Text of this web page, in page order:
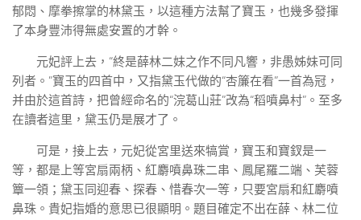
郁悶、摩拳擦掌的林黛玉，以這種方法幫了寶玉，也幾多發揮
了本身豐沛得無處安置的才幹。
元妃評上去，“終是薛林二妹之作不同凡響，非愚姊妹可同
列者。”寶玉的四首中，又指黛玉代做的“杏簾在看”一首為冠，
并由於這首詩，把曾經命名的“浣葛山莊”改為“稻噴鼻村”。至多
在讀者這里，黛玉仍是展才了。
可是，接上去，元妃從宮里送來犒賞，寶玉和寶釵是一
等，都是上等宮扇兩柄、紅麝噴鼻珠二串、鳳尾羅二端、芙蓉
簟一領；黛玉同迎春、探春、惜春次一等，只要宮扇和紅麝噴
鼻珠。貴妃指婚的意思已很顯明。題目確定不出在薛、林二位